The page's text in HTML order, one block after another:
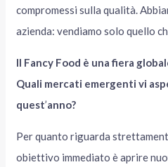
compromessi sulla qualità.
azienda: vendiamo solo quello
Il Fancy Food è una fiera
Quali mercati emergenti vi
quest’anno?
Per quanto riguarda
obiettivo immediato è aprire